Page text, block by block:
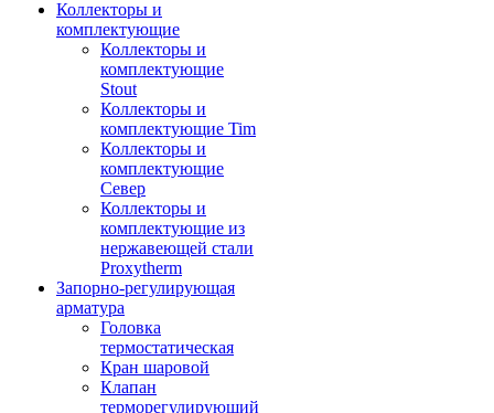
Коллекторы и
комплектующие
Коллекторы и
комплектующие
Stout
Коллекторы и
комплектующие Tim
Коллекторы и
комплектующие
Север
Коллекторы и
комплектующие из
нержавеющей стали
Proxytherm
Запорно-регулирующая
арматура
Головка
термостатическая
Кран шаровой
Клапан
терморегулирующий